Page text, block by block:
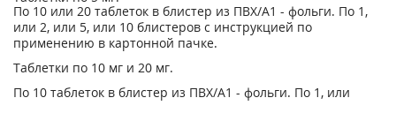
По 10 или 20 таблеток в блистер из ПВХ/А1 - фольги. По 1,
или 2, или 5, или 10 блистеров с инструкцией по
применению в картонной пачке.
Таблетки по 10 мг и 20 мг.
По 10 таблеток в блистер из ПВХ/А1 - фольги. По 1, или